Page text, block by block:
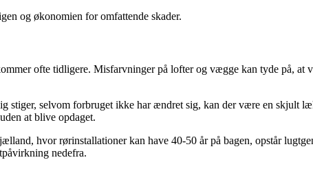
og økonomien for omfattende skader.
ofte tidligere. Misfarvninger på lofter og vægge kan tyde på, at
selvom forbruget ikke har ændret sig, kan der være en skjult
at blive opdaget.
hvor rørinstallationer kan have 40-50 år på bagen, opstår
nedefra.